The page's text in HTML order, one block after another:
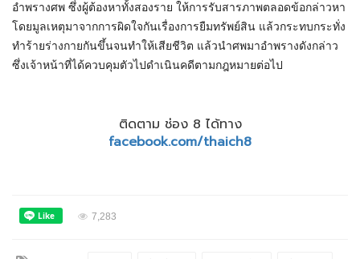
อำพรางศพ ซึ่งผู้ต้องหาทั้งสองราย ให้การรับสารภาพตลอดข้อกล่าวหา
โดยมูลเหตุมาจากการผิดใจกันเรื่องการยืมทรัพย์สิน แล้วกระทบกระทั่ง
ทำร้ายร่างกายกันขึ้นจนทำให้เสียชีวิต แล้วนำศพมาอำพรางดังกล่าว
ซึ่งเจ้าหน้าที่ได้ควบคุมตัวไปดำเนินคดีตามกฎหมายต่อไป
ติดตาม ช่อง 8 ได้ทาง
facebook.com/thaich8
7,283